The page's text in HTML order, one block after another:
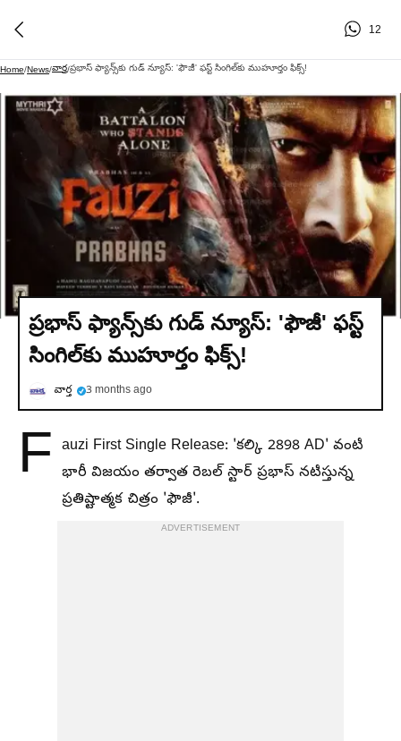
12
Home/News/వార్త/ప్రభాస్ ఫ్యాన్స్‌కు గుడ్ న్యూస్: 'ఫౌజీ' ఫస్ట్ సింగిల్‌కు ముహూర్తం ఫిక్స్!
ప్రభాస్ ఫ్యాన్స్‌కు గుడ్ న్యూస్: 'ఫౌజీ' ఫస్ట్
సింగిల్‌కు ముహూర్తం ఫిక్స్!
వార్త 3 months ago
F auzi First Single Release: 'కల్కి 2898 AD' వంటి
భారీ విజయం తర్వాత రెబల్ స్టార్ ప్రభాస్ నటిస్తున్న
ప్రతిష్టాత్మక చిత్రం 'ఫౌజీ'.
ADVERTISEMENT